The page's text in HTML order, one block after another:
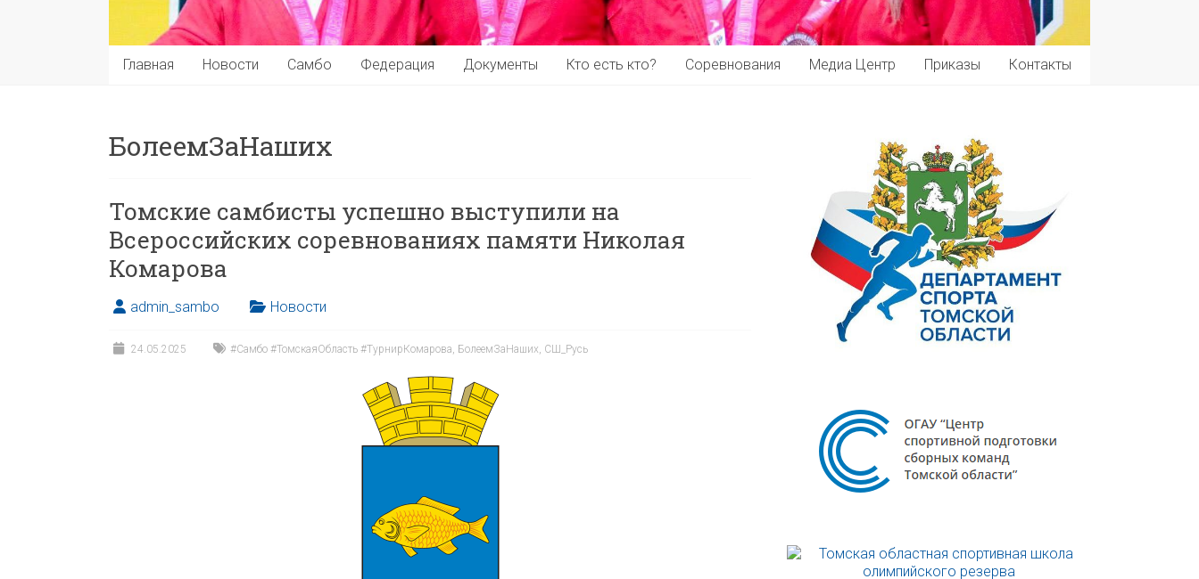
Главная Новости Самбо Федерация Документы Кто есть кто? Соревнования Медиа Центр Приказы Контакты
БолеемЗаНаших
Томские самбисты успешно выступили на
Всероссийских соревнованиях памяти Николая
Комарова
admin_sambo Новости
24.05.2025 #Самбо #ТомскаяОбласть #ТурнирКомарова, БолеемЗаНаших, СШ_Русь